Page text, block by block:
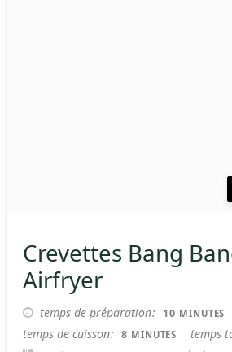
Crevettes Bang
Airfryer
temps de préparation 10 MINUTES
MINUTES
temps de cuisson 8 MINUTES
MINUTES temps